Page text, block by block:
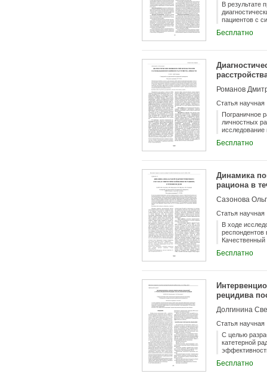
В результате
пациентов с
является
является
Бесплатно
Романов
Статья научная
Пограничное
личностных
исследование
как
Бесплатно
Динамика
рациона в
Статья научная
В ходе
респондентов
рациона в
дня в день
Бесплатно
рецидива
Долгинина
Статья научная
С целью
катетерной
Бесплатно